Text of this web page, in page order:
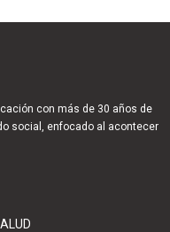
con más de 30 años de
social, enfocado al acontecer